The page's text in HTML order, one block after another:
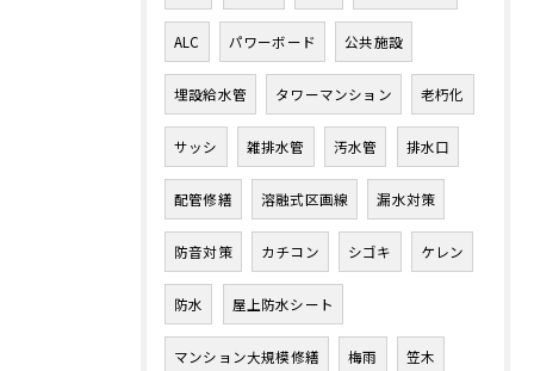
ALC パワーボード 公共施設
埋設給水管 タワーマンション 老朽化
サッシ 雑排水管 汚水管 排水口
配管修繕 溶融式区画線 漏水対策
防音対策 カチコン シゴキ ケレン
防水 屋上防水シート
マンション大規模修繕 梅雨 笠木